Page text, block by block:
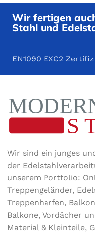
Wir fertigen
Stahl und
EN1090 EXC2
Wir sind ein junges
der
unserem Portfolio:
Treppengeländer,
Treppenharfen,
Balkone, Vordächer
Material & Kleinteile,